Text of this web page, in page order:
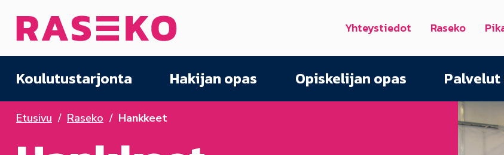
Etusivu Yhteystiedot Raseko
Koulutustarjonta Hakijan opas Opiskelijan opas
Etusivu Raseko Hankkeet